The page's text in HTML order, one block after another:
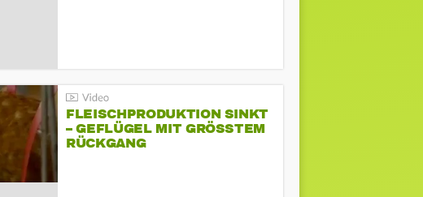
FLEISCHPRODUKTION SINKT
– GEFLÜGEL MIT GRÖSSTEM R
ÜCKGANG